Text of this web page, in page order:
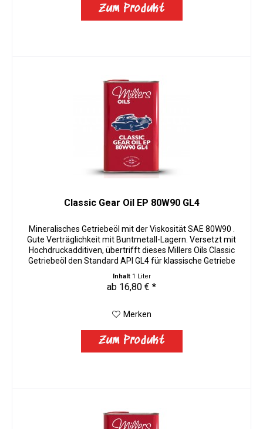
Zum Produkt
Classic Gear Oil EP 80W90 GL4
Mineralisches Getriebeöl mit der Viskosität SAE 80W90 .
Gute Verträglichkeit mit Buntmetall-Lagern. Versetzt mit
Hochdruckadditiven, übertrifft dieses Millers Oils Classic
Getriebeöl den Standard API GL4 für klassische Getriebe
Inhalt 1 Liter
ab 16,80 € *
Merken
Zum Produkt